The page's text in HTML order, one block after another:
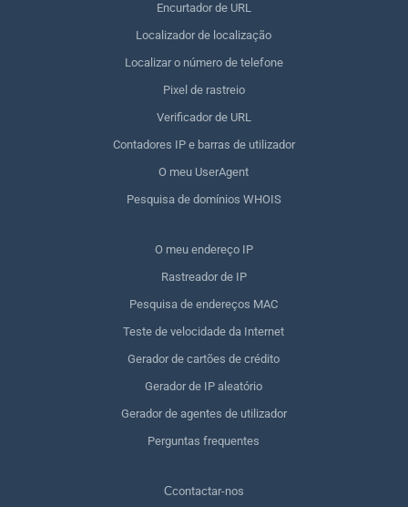
Encurtador de URL
Localizador de localização
Localizar o número de telefone
Pixel de rastreio
Verificador de URL
Contadores IP e barras de utilizador
O meu UserAgent
Pesquisa de domínios WHOIS
O meu endereço IP
Rastreador de IP
Pesquisa de endereços MAC
Teste de velocidade da Internet
Gerador de cartões de crédito
Gerador de IP aleatório
Gerador de agentes de utilizador
Perguntas frequentes
Сcontactar-nos